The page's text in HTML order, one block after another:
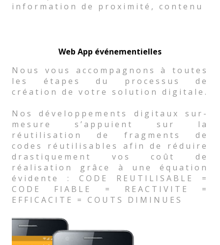
information de proximité, contenu
Web App événementielles
Nous vous accompagnons à toutes
les étapes du processus de
création de votre solution digitale.
Nos développements digitaux sur-
mesure s’appuient sur la
réutilisation de fragments de
codes réutilisables afin de réduire
drastiquement vos coût de
réalisation grâce à une équation
évidente : CODE REUTILISABLE =
CODE FIABLE = REACTIVITE =
EFFICACITE = COUTS DIMINUES